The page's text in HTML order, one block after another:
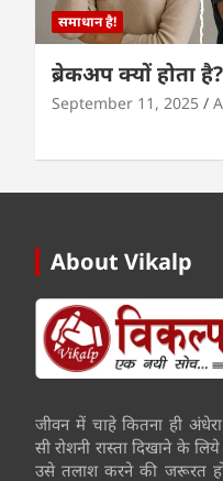
समाधान है!
ब्रेकअप क्यों होता है?
September 11, 2025
About Vikalp
जीवन में चाहे कितना ही
सी रोशनी रास्ता दिखाने के
उसे तलाश करने की जरूरत